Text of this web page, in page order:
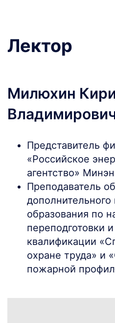
Лектор
Милюхин
Представитель
«Российское
агентство»
Преподаватель
образования по
переподготовки
квалификации
охране труда» и
пожарной